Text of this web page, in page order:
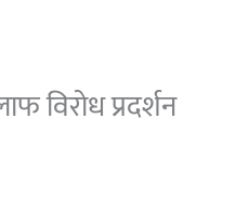
विरोध प्रदर्शन